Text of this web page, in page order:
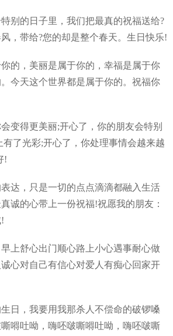
的日子里，我们把最真的祝福送给?
，带给?您的却是整个春天。生日快乐!
，美丽是属于你的，幸福是属于你
今天这个世界都是属于你的。祝福你
得更美丽;开心了，你的朋友会特别
有了光彩;开心了，你处理事情会越来越
!
，只是一切的点点滴滴都融入生活
诚的心带上一份祝福!祝愿我的朋友：
舒心出门顺心路上小心遇事耐心做
心对自己有信心对爱人有痴心回家开
，我要用我那杀人不偿命的破锣嗓
嘚吐呦，嗨呸啵嘶嘚吐呦，嗨呸啵嘶